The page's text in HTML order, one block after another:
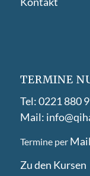
TERMINE
Tel: 0221 880
Mail:
Termine per Mail
Zu den Kursen